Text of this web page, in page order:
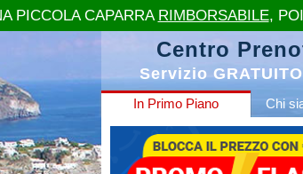
Centro
Servizio
In Primo Piano Chi
PICCOLA CAPARRA RIMBORSABILE,